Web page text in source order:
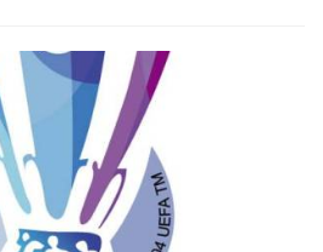
88), Зайко Зеба, Марко
Михелич,